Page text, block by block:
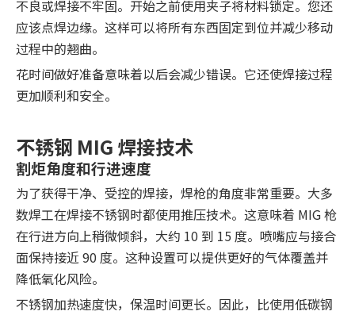
不良或焊接不牢固。开始之前使用夹子将材料锁定。您还
应该点焊边缘。这样可以将所有东西固定到位并减少移动
过程中的翘曲。
花时间做好准备意味着以后会减少错误。它还使焊接过程
更加顺利和安全。
不锈钢 MIG 焊接技术
割炬角度和行进速度
为了获得干净、受控的焊接，焊枪的角度非常重要。大多
数焊工在焊接不锈钢时都使用推压技术。这意味着 MIG 枪
在行进方向上稍微倾斜，大约 10 到 15 度。喷嘴应与接合
面保持接近 90 度。这种设置可以提供更好的气体覆盖并
降低氧化风险。
不锈钢加热速度快，保温时间更长。因此，比使用低碳钢